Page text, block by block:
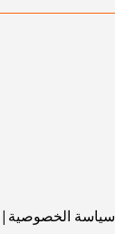
سياسة الخصوصية